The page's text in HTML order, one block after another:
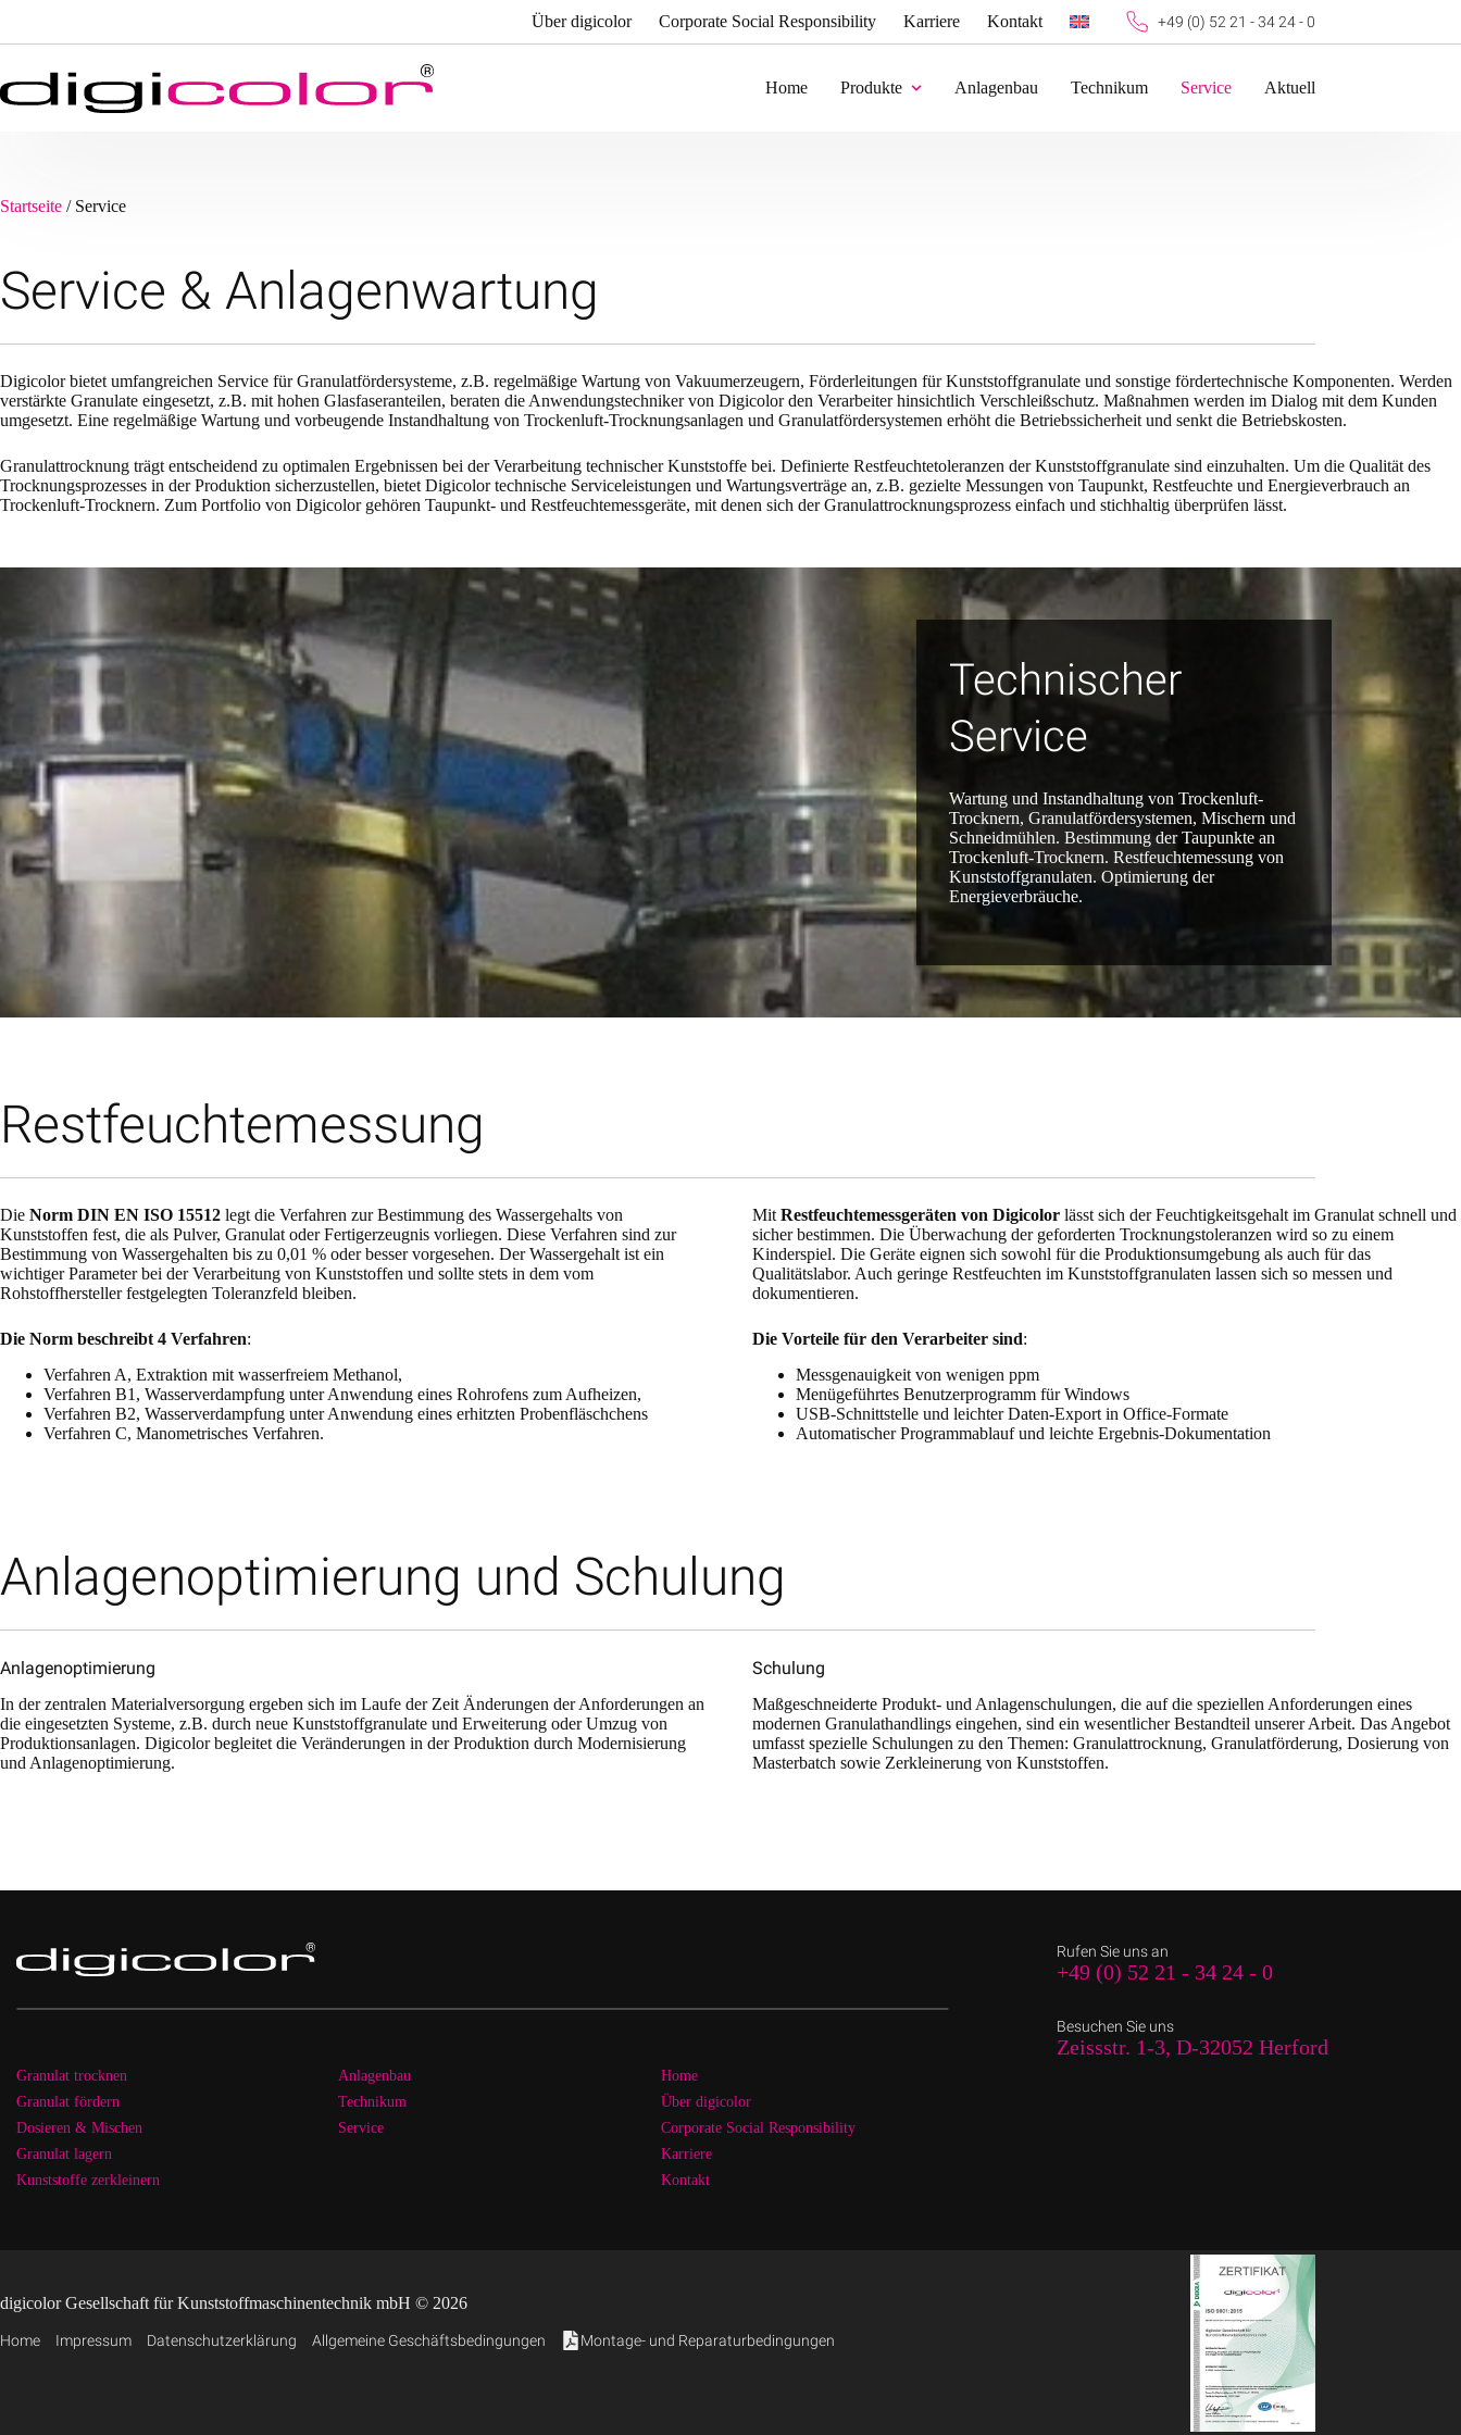
springen
Über digicolor Corporate Social Responsibility Karriere Kontakt +49 (0) 52 21 - 34 24 - 0
Home Produkte Anlagenbau Technikum Service Aktuell
Startseite / Service
Service & Anlagenwartung
Digicolor bietet umfangreichen Service für Granulatfördersysteme, z.B. regelmäßige Wartung von Vakuumerzeugern, Förderleitungen für Kunststoffgranulate und sonstige fördertechnische Komponenten. Werden
verstärkte Granulate eingesetzt, z.B. mit hohen Glasfaseranteilen, beraten die Anwendungstechniker von Digicolor den Verarbeiter hinsichtlich Verschleißschutz. Maßnahmen werden im Dialog mit dem Kunden
umgesetzt. Eine regelmäßige Wartung und vorbeugende Instandhaltung von Trockenluft-Trocknungsanlagen und Granulatfördersystemen erhöht die Betriebssicherheit und senkt die Betriebskosten.
Granulattrocknung trägt entscheidend zu optimalen Ergebnissen bei der Verarbeitung technischer Kunststoffe bei. Definierte Restfeuchtetoleranzen der Kunststoffgranulate sind einzuhalten. Um die Qualität des
Trocknungsprozesses in der Produktion sicherzustellen, bietet Digicolor technische Serviceleistungen und Wartungsverträge an, z.B. gezielte Messungen von Taupunkt, Restfeuchte und Energieverbrauch an
Trockenluft-Trocknern. Zum Portfolio von Digicolor gehören Taupunkt- und Restfeuchtemessgeräte, mit denen sich der Granulattrocknungsprozess einfach und stichhaltig überprüfen lässt.
Technischer
Service
Wartung und Instandhaltung von Trockenluft-
Trocknern, Granulatfördersystemen, Mischern und
Schneidmühlen. Bestimmung der Taupunkte an
Trockenluft-Trocknern. Restfeuchtemessung von
Kunststoffgranulaten. Optimierung der
Energieverbräuche.
Restfeuchtemessung
Die Norm DIN EN ISO 15512 legt die Verfahren zur Bestimmung des Wassergehalts von
Kunststoffen fest, die als Pulver, Granulat oder Fertigerzeugnis vorliegen. Diese Verfahren sind zur
Bestimmung von Wassergehalten bis zu 0,01 % oder besser vorgesehen. Der Wassergehalt ist ein
wichtiger Parameter bei der Verarbeitung von Kunststoffen und sollte stets in dem vom
Rohstoffhersteller festgelegten Toleranzfeld bleiben.
Die Norm beschreibt 4 Verfahren:
Verfahren A, Extraktion mit wasserfreiem Methanol,
Verfahren B1, Wasserverdampfung unter Anwendung eines Rohrofens zum Aufheizen,
Verfahren B2, Wasserverdampfung unter Anwendung eines erhitzten Probenfläschchens
Verfahren C, Manometrisches Verfahren.
Mit Restfeuchtemessgeräten von Digicolor lässt sich der Feuchtigkeitsgehalt im Granulat schnell und
sicher bestimmen. Die Überwachung der geforderten Trocknungstoleranzen wird so zu einem
Kinderspiel. Die Geräte eignen sich sowohl für die Produktionsumgebung als auch für das
Qualitätslabor. Auch geringe Restfeuchten im Kunststoffgranulaten lassen sich so messen und
dokumentieren.
Die Vorteile für den Verarbeiter sind:
Messgenauigkeit von wenigen ppm
Menügeführtes Benutzerprogramm für Windows
USB-Schnittstelle und leichter Daten-Export in Office-Formate
Automatischer Programmablauf und leichte Ergebnis-Dokumentation
Anlagenoptimierung und Schulung
Anlagenoptimierung
In der zentralen Materialversorgung ergeben sich im Laufe der Zeit Änderungen der Anforderungen an
die eingesetzten Systeme, z.B. durch neue Kunststoffgranulate und Erweiterung oder Umzug von
Produktionsanlagen. Digicolor begleitet die Veränderungen in der Produktion durch Modernisierung
und Anlagenoptimierung.
Schulung
Maßgeschneiderte Produkt- und Anlagenschulungen, die auf die speziellen Anforderungen eines
modernen Granulathandlings eingehen, sind ein wesentlicher Bestandteil unserer Arbeit. Das Angebot
umfasst spezielle Schulungen zu den Themen: Granulattrocknung, Granulatförderung, Dosierung von
Masterbatch sowie Zerkleinerung von Kunststoffen.
Granulat trocknen
Granulat fördern
Dosieren & Mischen
Granulat lagern
Kunststoffe zerkleinern
Anlagenbau
Technikum
Service
Home
Über digicolor
Corporate Social Responsibility
Karriere
Kontakt
Rufen Sie uns an
+49 (0) 52 21 - 34 24 - 0
Besuchen Sie uns
Zeissstr. 1-3, D-32052 Herford
digicolor Gesellschaft für Kunststoffmaschinentechnik mbH © 2026
Home Impressum Datenschutzerklärung Allgemeine Geschäftsbedingungen Montage- und Reparaturbedingungen